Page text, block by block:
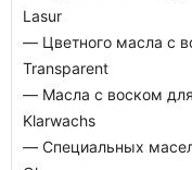
Lasur
— Цветного масла с
Transparent
— Масла с воском
Klarwachs
— Специальных